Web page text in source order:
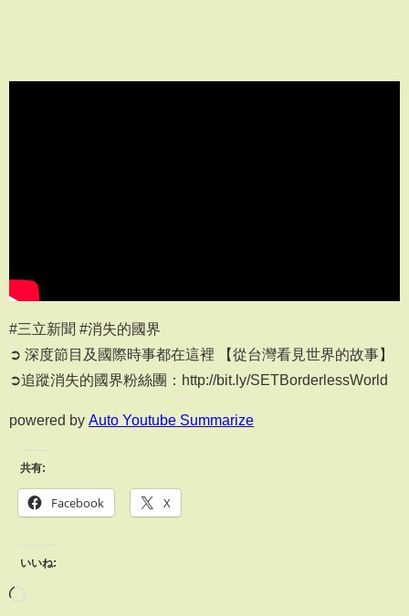
#三立新聞 #消失的國界
➲ 深度節目及國際時事都在這裡 【從台灣看見世界的故事】
➲追蹤消失的國界粉絲團：http://bit.ly/SETBorderlessWorld
powered by Auto Youtube Summarize
共有:
Facebook X
いいね: